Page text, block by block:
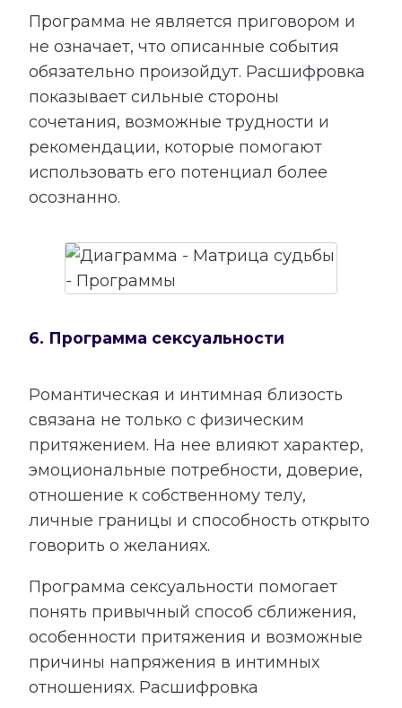
Программа не является приговором и
не означает, что описанные события
обязательно произойдут. Расшифровка
показывает сильные стороны
сочетания, возможные трудности и
рекомендации, которые помогают
использовать его потенциал более
осознанно.
6. Программа сексуальности
Романтическая и интимная близость
связана не только с физическим
притяжением. На нее влияют характер,
эмоциональные потребности, доверие,
отношение к собственному телу,
личные границы и способность открыто
говорить о желаниях.
Программа сексуальности помогает
понять привычный способ сближения,
особенности притяжения и возможные
причины напряжения в интимных
отношениях. Расшифровка